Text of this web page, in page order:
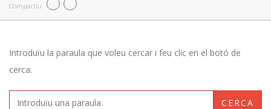
Compartiu
Introduïu la paraula que voleu cercar i feu clic en el botó de
cerca.
CERCA